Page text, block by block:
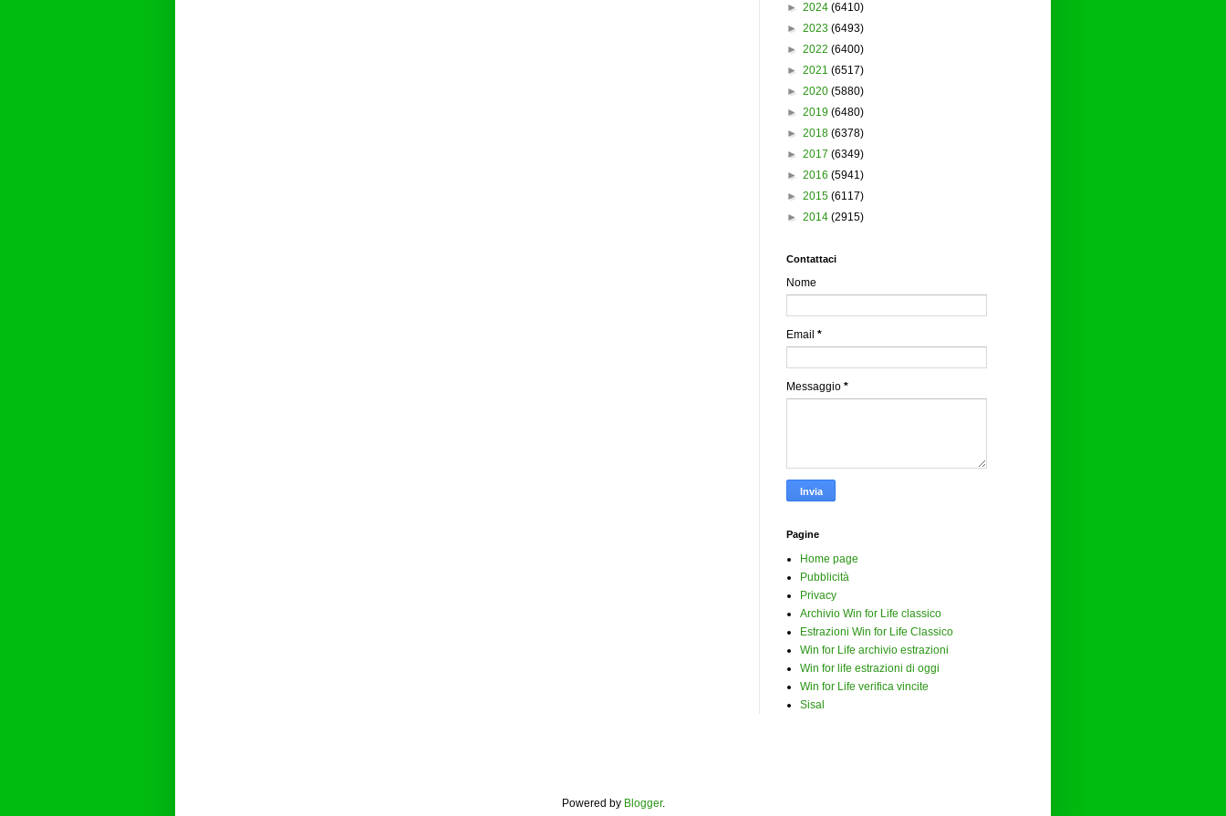
► 2024 (6410)
► 2023 (6493)
► 2022 (6400)
► 2021 (6517)
► 2020 (5880)
► 2019 (6480)
► 2018 (6378)
► 2017 (6349)
► 2016 (5941)
► 2015 (6117)
► 2014 (2915)
Contattaci
Nome
Email *
Messaggio *
Pagine
Home page
Pubblicità
Privacy
Archivio Win for Life classico
Estrazioni Win for Life Classico
Win for Life archivio estrazioni
Win for life estrazioni di oggi
Win for Life verifica vincite
Sisal
Powered by Blogger.